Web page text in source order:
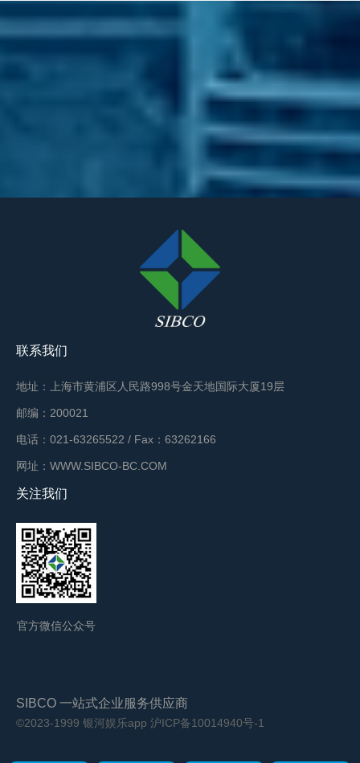
联系我们
地址：上海市黄浦区人民路998号金天地国际大厦19层
邮编：200021
电话：021-63265522 / Fax：63262166
网址：WWW.SIBCO-BC.COM
关注我们
官方微信公众号
SIBCO 一站式企业服务供应商
©2023-1999 银河娱乐app 沪ICP备10014940号-1